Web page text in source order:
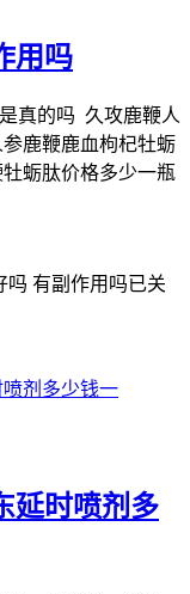
用吗
真的吗 久攻鹿鞭人
鹿鞭鹿血枸杞牡蛎
蛎肽价格多少一瓶
吗 有副作用吗已关
延时喷剂多